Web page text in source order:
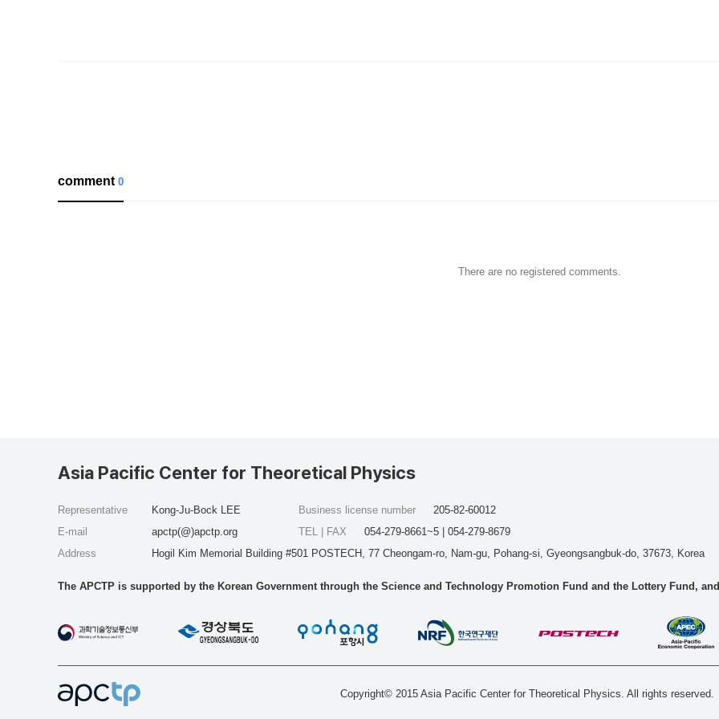
comment0
There are no registered comments.
Asia Pacific Center for Theoretical Physics
Representative
Kong-Ju-Bock LEE
E-mail
apctp(@)apctp.org
Address
Hogil Kim Memorial Building #501 POSTECH, 77 Cheongam-ro, Nam-gu, Pohang-si, Gyeongsangbuk-do, 37673, Korea
Business license number
205-82-60012
TEL | FAX
054-279-8661~5 | 054-279-8679
The APCTP is supported by the Korean Government through the Science and Technology Promotion Fund and the Lottery Fund,
Copyright© 2015 Asia Pacific Center for Theoretical Physics. All rights reserved.